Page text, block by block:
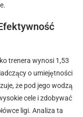
trenera wynosi 1,53
o umiejętności
że pod jego wodzą
cele i zdobywać
ligi. Analiza ta